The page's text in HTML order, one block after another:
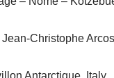
Christophe
Antarctique, Italy